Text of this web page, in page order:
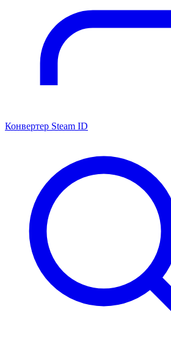
Конвертер Steam ID